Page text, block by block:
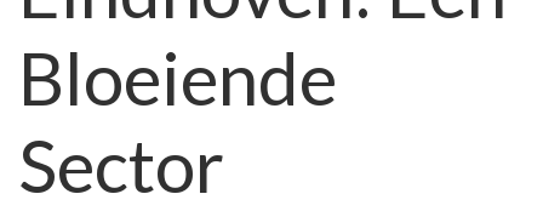
Ontwikkeling
Bloeiende
Sector